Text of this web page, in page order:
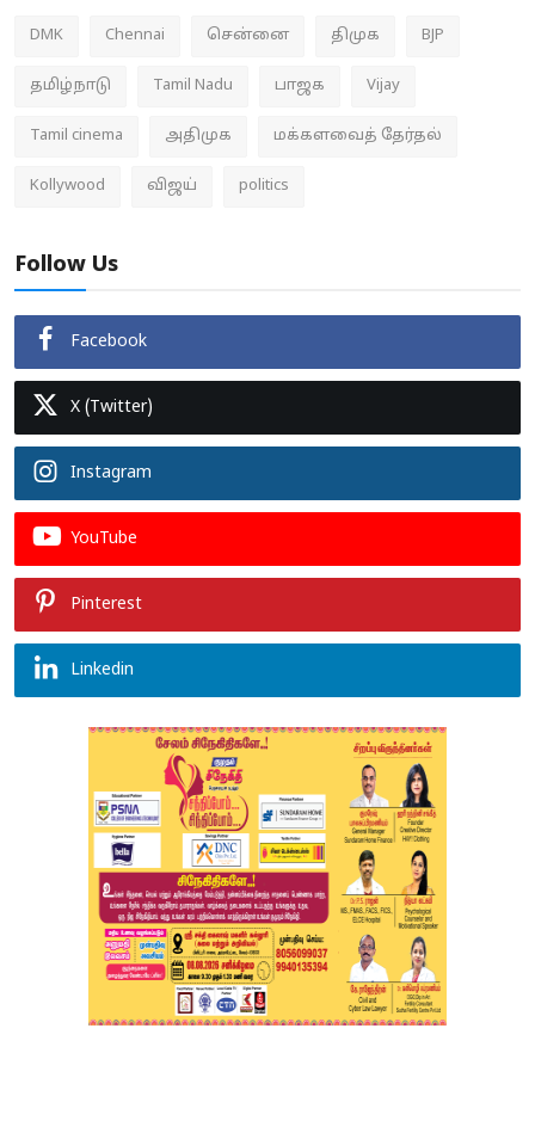
DMK Chennai சென்னை திமுக BJP
தமிழ்நாடு Tamil Nadu பாஜக Vijay
Tamil cinema அதிமுக மக்களவைத் தேர்தல்
Kollywood விஜய் politics
Follow Us
Facebook
X (Twitter)
Instagram
YouTube
Pinterest
Linkedin